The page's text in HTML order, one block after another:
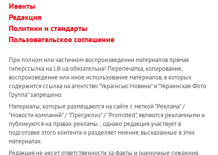
Ивенты
Редакция
Политики и стандарты
Пользовательское соглашение
При полном или частичном воспроизведении материалов прямая
гиперссылка на LB.ua обязательна! Перепечатка, копирование,
воспроизведение или иное использование материалов, в которых
содержится ссылка на агентство "Українськi Новини" и "Украинская Фото
Группа" запрещено.
Материалы, которые размещаются на сайте с меткой "Реклама" /
"Новости компаний" / "Пресрелиз" / "Promoted", являются рекламными и
публикуются на правах рекламы. , однако редакция участвует в
подготовке этого контента и разделяет мнения, высказанные в этих
материалах.
Редакция не несет ответственности за факты и оценочные суждения,